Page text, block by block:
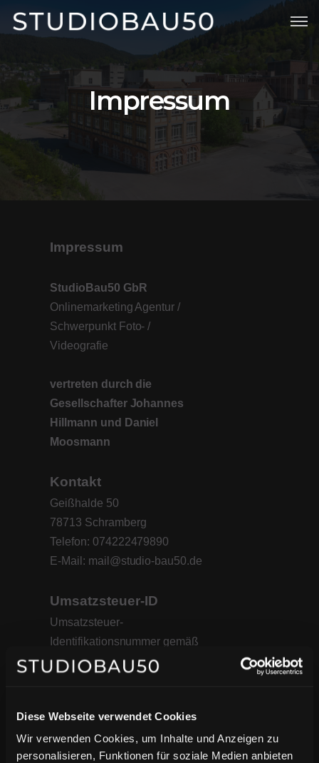
Diese Webseite verwendet Cookies
Wir verwenden Cookies, um Inhalte und Anzeigen zu
personalisieren, Funktionen für soziale Medien anbieten
Leistungen
Portfolio
Impressum
Impressum
StudioBau50 GbR
Onlinemarketing Agentur /
Schwerpunkt Foto- /
Videografie
vertreten durch die
Gesellschafter Johannes
Hillmann und Daniel
Moosmann
Kontakt
Geißhalde 50
78713 Schramberg
Telefon: 074222479890
E-Mail: mail@studio-bau50.de
Umsatzsteuer-ID
Umsatzsteuer-
Identifikationsnummer gemäß
§ 27 a Umsatzsteuergesetz:
Angaben zur
Berufshaftpflichtversicherung